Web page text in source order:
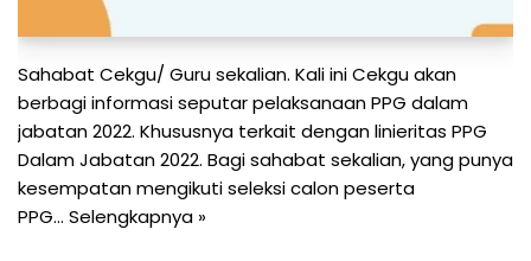
Sahabat Cekgu/ Guru sekalian. Kali ini Cekgu akan
berbagi informasi seputar pelaksanaan PPG dalam
jabatan 2022. Khususnya terkait dengan linieritas PPG
Dalam Jabatan 2022. Bagi sahabat sekalian, yang punya
kesempatan mengikuti seleksi calon peserta
PPG… Selengkapnya »